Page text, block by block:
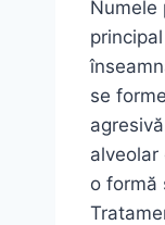
Numele
se
o formă